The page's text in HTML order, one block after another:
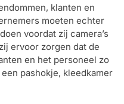
klanten en
moeten echter
voordat zij camera’s
ervoor zorgen dat de
en het personeel zo
pashokje, kleedkamer